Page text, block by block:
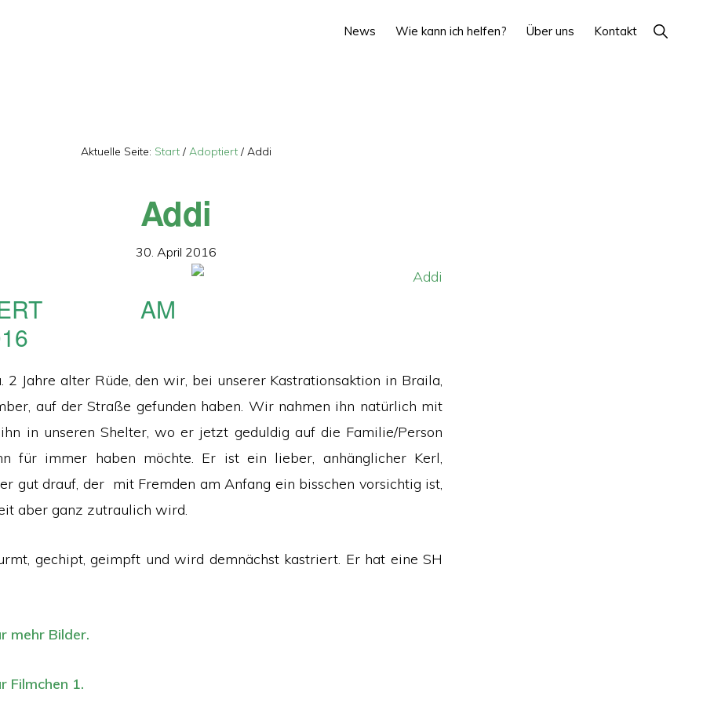
News Wie kann ich helfen? Über uns Kontakt Show
Search
Aktuelle Seite: Start / Adoptiert /Addi
Addi
30. April 2016
AM
2 Jahre alter Rüde, den wir, bei unserer Kastrationsaktion in Braila,
auf der Straße gefunden haben. Wir nahmen ihn natürlich mit
in unseren Shelter, wo er jetzt geduldig auf die Familie/Person
für immer haben möchte. Er ist ein lieber, anhänglicher Kerl,
gut drauf, der mit Fremden am Anfang ein bisschen vorsichtig ist,
aber ganz zutraulich wird.
gechipt, geimpft und wird demnächst kastriert. Er hat eine SH
mehr Bilder.
Filmchen 1.